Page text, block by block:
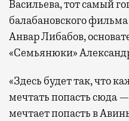
Васильева, тот самый
балабановского
Анвар Либабов,
«Семьянюки»
«Здесь будет так, что
мечтать попасть сюда
мечтает попасть в